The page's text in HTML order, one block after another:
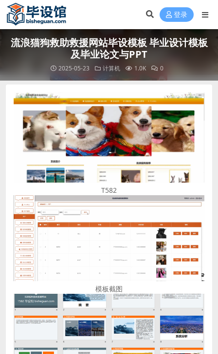
登录
流浪猫狗救助救援网站毕设模板 毕业设计模板
及毕业论文与PPT
2025-05-23 计算机 1.0K 0
T582
模板截图